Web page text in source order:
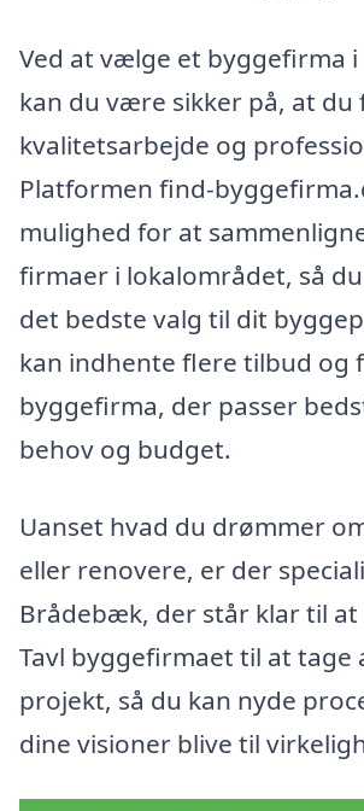
Ved at vælge et byggefirma
kan du være sikker på, at du
kvalitetsarbejde og
Platformen find-
mulighed for at
firmaer i lokalområdet, så
det bedste valg til dit
kan indhente flere tilbud og
byggefirma, der passer
behov og budget.
Uanset hvad du drømmer
eller renovere, er der
Brådebæk, der står klar til
Tavl byggefirmaet til at tage
projekt, så du kan nyde
dine visioner blive til